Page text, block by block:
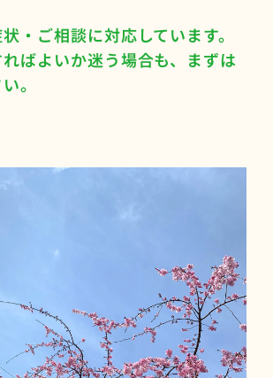
・ご相談に対応しています。
ばよいか迷う場合も、まずは
。